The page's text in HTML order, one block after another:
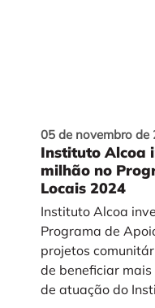
05 de novembro de
Instituto Alcoa
milhão no
Locais 2024
Instituto Alcoa
Programa de
projetos
de beneficiar
de atuação do